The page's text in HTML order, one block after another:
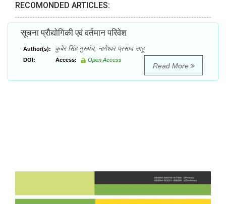
RECOMONDED ARTICLES:
सूचना प्रौद्योगिकी एवं वर्तमान परिवेश
Author(s): कुबेर सिंह गुरूपंच, नागेश्वर प्रसाद साहू
DOI: Access: Open Access
Read More